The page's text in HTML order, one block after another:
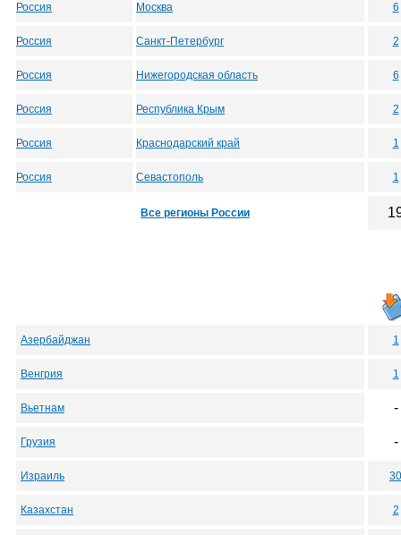
Россия Москва 6
Россия Санкт-Петербург 2
Россия Нижегородская область 6
Россия Республика Крым 2
Россия Краснодарский край 1
Россия Севастополь 1
Все регионы России
Азербайджан 1
Венгрия 1
Вьетнам -
Грузия -
Израиль 30
Казахстан 2